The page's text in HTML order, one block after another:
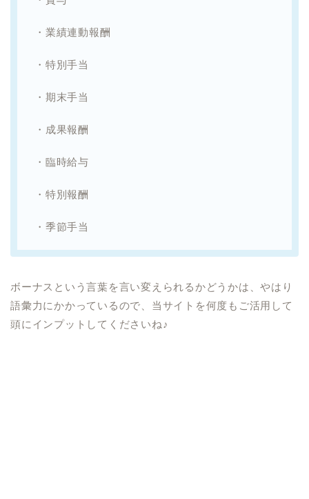
・業績連動報酬
・特別手当
・期末手当
・成果報酬
・臨時給与
・特別報酬
・季節手当
ボーナスという言葉を言い変えられるかどうかは、やはり
語彙力にかかっているので、当サイトを何度もご活用して
頭にインプットしてくださいね♪